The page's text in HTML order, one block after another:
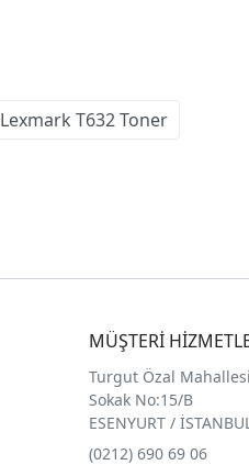
Lexmark T632 Toner
MÜŞTERİ
Turgut Özal
Sokak No:15/B
ESENYURT /
(0212) 690 69 06